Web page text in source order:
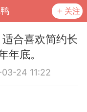
关注
合喜欢简约长
年底。
24 11:22